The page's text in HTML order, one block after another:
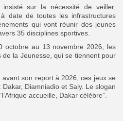
sur la nécessité de veiller,
date de toutes les infrastructures
qui vont réunir des jeunes
35 disciplines sportives.
octobre au 13 novembre 2026, les
la Jeunesse, qui se tiennent pour
son report à 2026, ces jeux se
Diamniadio et Saly. Le slogan
accueille, Dakar célèbre”.